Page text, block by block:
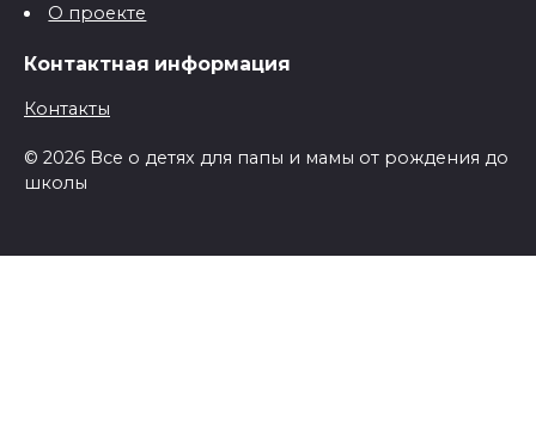
О проекте
Контактная информация
Контакты
© 2026 Все о детях для папы и мамы от рождения до
школы